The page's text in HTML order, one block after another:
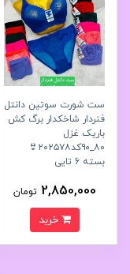
ست شورت سوتین دانتل
فنردار شاخکدار برگ کش
باریک غزل
۸۰_۹۰کد۲۰۲۵۷۸👙
بسته 6 تایی
2,850,000 تومان
خرید